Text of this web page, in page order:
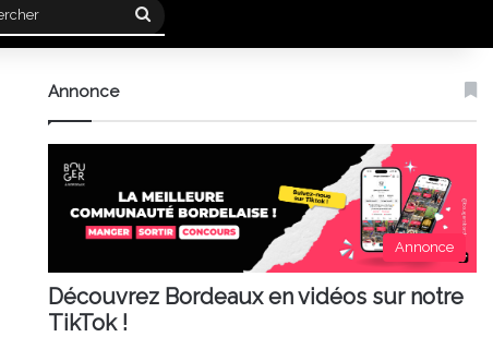
Rechercher
Annonce
Annonce
Découvrez Bordeaux en vidéos sur notre
TikTok !